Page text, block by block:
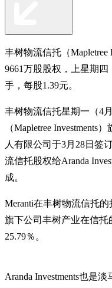
丰树物流信托（Mapletree
9661万股股权，上星期四
手，每股1.39元。
丰树物流信托星期一（4
（Mapletree Investments
人有限公司于3月28日签
流信托股权给Aranda
成。
Meranti在丰树物流信托
旗下公司丰树产业在信托
25.79％。
Aranda Investments也是淡